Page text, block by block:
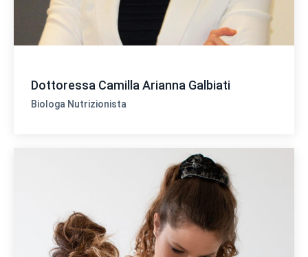
Dottoressa Camilla Arianna Galbiati
Biologa Nutrizionista